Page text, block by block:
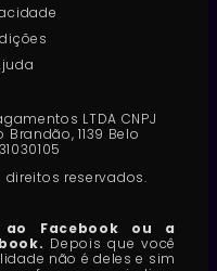
LTDA CNPJ
Brandão, 1139 Belo
reservados.
Facebook ou a
Depois que você
não é deles e sim